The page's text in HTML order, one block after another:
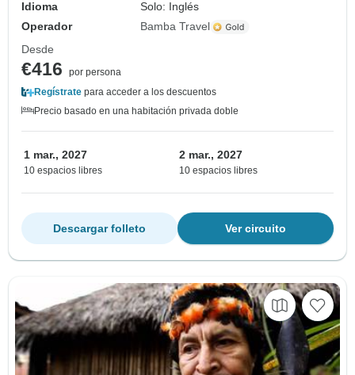
Idioma
Solo: Inglés
Operador
Bamba Travel
Desde
€416
por persona
Regístrate para acceder a los descuentos
Precio basado en una habitación privada doble
1 mar., 2027
10 espacios libres
2 mar., 2027
10 espacios libres
Ver circuito
Descargar folleto